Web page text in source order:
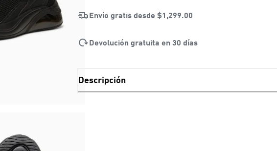
Envío gratis desde $1,299.00
Devolución gratuita en 30 días
Descripción